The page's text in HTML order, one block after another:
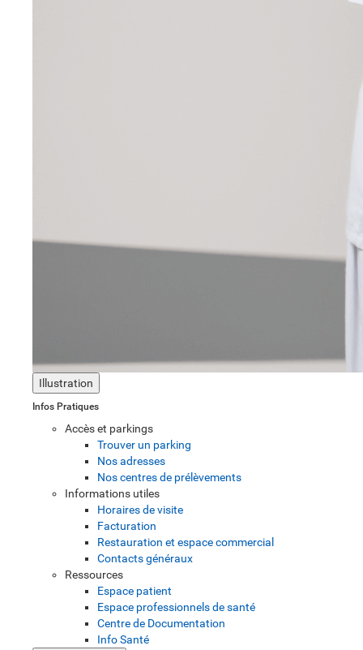
Illustration
Infos Pratiques
Accès et parkings
Trouver un parking
Nos adresses
Nos centres de prélèvements
Informations utiles
Horaires de visite
Facturation
Restauration et espace commercial
Contacts généraux
Ressources
Espace patient
Espace professionnels de santé
Centre de Documentation
Info Santé